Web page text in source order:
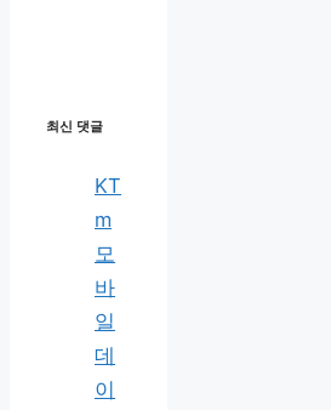
최신 댓글
KT
m
모
바
일
데
이